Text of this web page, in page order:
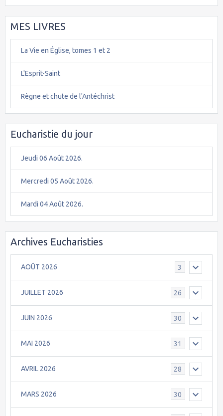
MES LIVRES
La Vie en Église, tomes 1 et 2
L'Esprit-Saint
Règne et chute de l'Antéchrist
Eucharistie du jour
Jeudi 06 Août 2026.
Mercredi 05 Août 2026.
Mardi 04 Août 2026.
Archives Eucharisties
AOÛT 2026 3
JUILLET 2026 26
JUIN 2026 30
MAI 2026 31
AVRIL 2026 28
MARS 2026 30